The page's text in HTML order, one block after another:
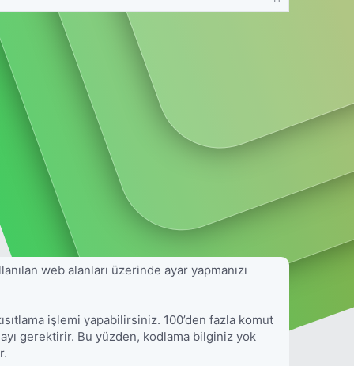
web alanları üzerinde ayar yapmanızı
işlemi yapabilirsiniz. 100’den fazla komut
gerektirir. Bu yüzden, kodlama bilginiz yok